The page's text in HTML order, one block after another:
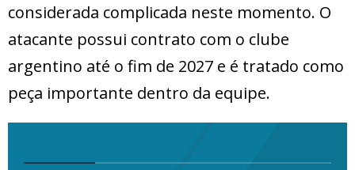
considerada complicada neste momento. O
atacante possui contrato com o clube
argentino até o fim de 2027 e é tratado como
peça importante dentro da equipe.